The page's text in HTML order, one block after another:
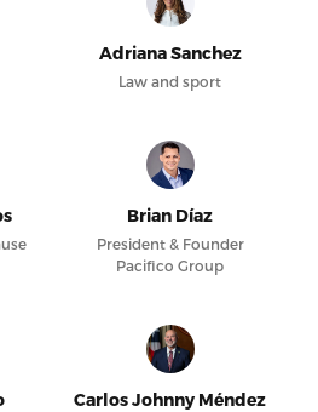
Adriana Sanchez
Law and sport
Brian Díaz
President & Founder
Pacifico Group
Carlos Johnny Méndez